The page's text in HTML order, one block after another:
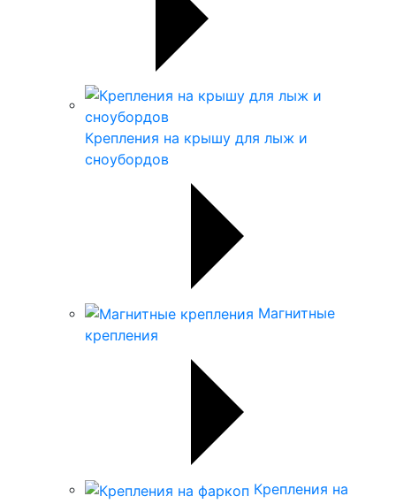
Крепления на крышу для лыж и
сноубордов
Магнитные
крепления
Крепления на